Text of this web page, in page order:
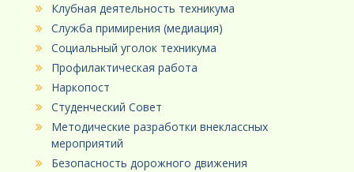
Клубная деятельность техникума
Служба примирения (медиация)
Социальный уголок техникума
Профилактическая работа
Наркопост
Студенческий Совет
Методические разработки внеклассных
мероприятий
Безопасность дорожного движения